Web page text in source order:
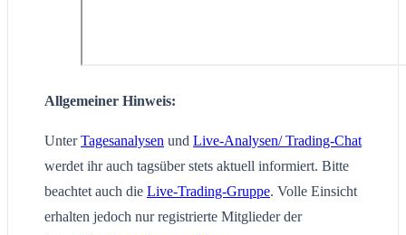
Allgemeiner Hinweis:
UnterTagesanalysen und Live-Analysen/ Trading-Chat
werdet ihr auch tagsüber stets aktuell informiert. Bitte
beachtet auch die Live-Trading-Gruppe. Volle Einsicht
erhalten jedoch nur registrierte Mitglieder der